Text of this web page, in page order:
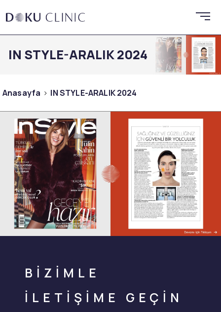
IN STYLE-ARALIK 2024
Anasayfa IN STYLE-ARALIK 2024
BİZİMLE
İLETİŞİME GEÇİN